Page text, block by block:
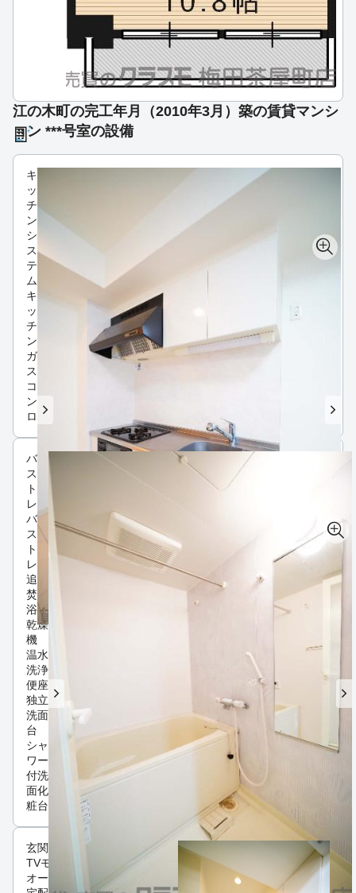
江の木町の完工年月（2010年3月）築の賃貸マンシ
ョン ***号室の設備
キ
ッ
チ
ン
シ
ス
テ
ム
キ
ッ
チ
ン
ガ
ス
コ
ン
ロ
バ
ス・
トイ
レ
バ
ス・
トイ
レ別
追い
焚き
浴室
乾燥
機
温水
洗浄
便座
独立
洗面
台
シャ
ワー
付洗
面化
粧台
玄関
TVモニタ付インターホン
オートロック